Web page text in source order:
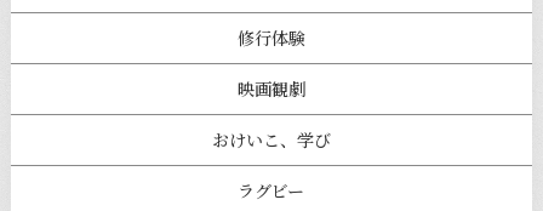
修行体験
映画観劇
おけいこ、学び
ラグビー